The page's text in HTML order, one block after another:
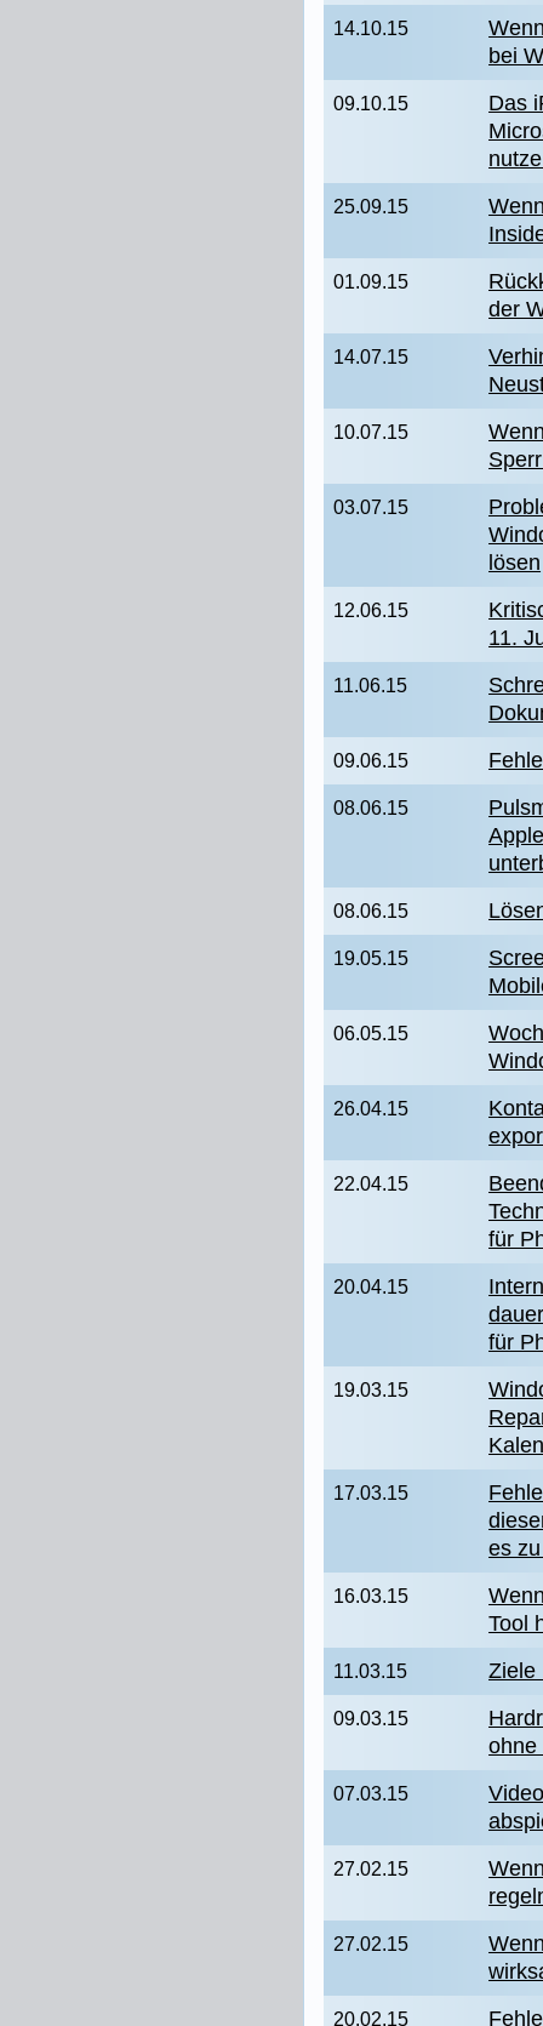
14.10.15
bei
09.10.15
Das
25.09.15
01.09.15
der
14.07.15
10.07.15
03.07.15
lösen
12.06.15
11.
11.06.15
09.06.15
08.06.15
08.06.15
19.05.15
06.05.15
26.04.15
22.04.15
für
20.04.15
für
19.03.15
17.03.15
es
16.03.15
Tool
11.03.15 Ziele
09.03.15
ohne
07.03.15
27.02.15
27.02.15
20.02.15